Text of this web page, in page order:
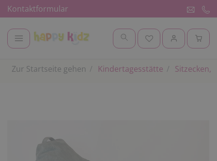
Kontaktformular
Zur Startseite gehen Kindertagesstätte Sitzecken,